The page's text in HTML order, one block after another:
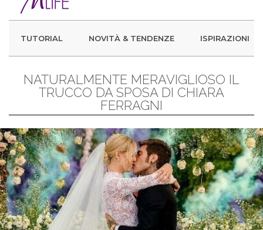
TUTORIAL NOVITÀ & TENDENZE ISPIRAZIONI
NATURALMENTE MERAVIGLIOSO IL
TRUCCO DA SPOSA DI CHIARA
FERRAGNI